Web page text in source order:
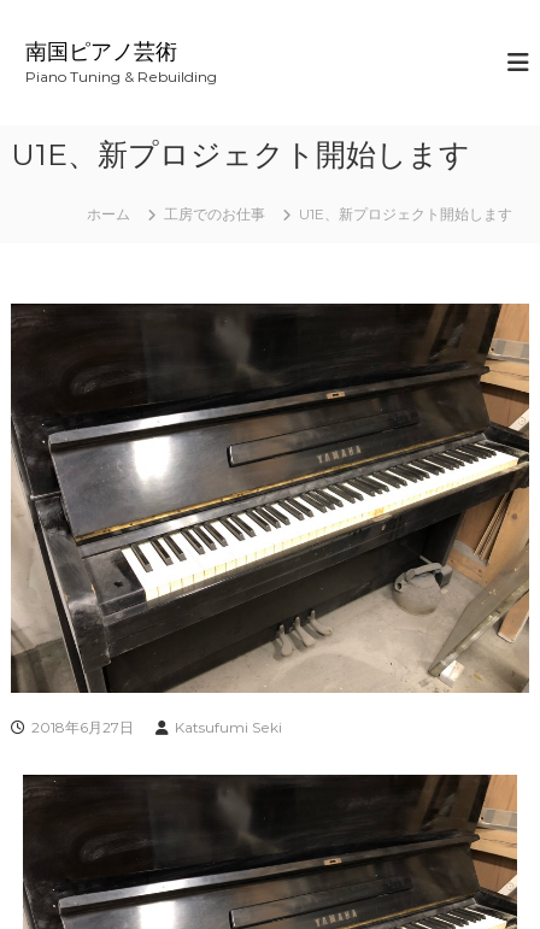
ス
南国ピアノ芸術
Piano Tuning & Rebuilding
U1E、新プロジェクト開始します
ホーム 工房でのお仕事 U1E、新プロジェクト開始します
2018年6月27日 Katsufumi Seki